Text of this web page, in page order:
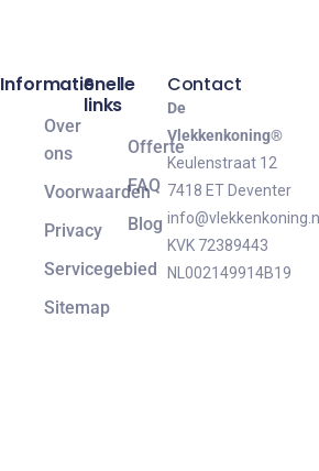
Informatie
Over
ons
Voorwaarden
Privacy
Servicegebied
Sitemap
Snelle
links
Offerte
FAQ
Blog
Contact
De
Vlekkenkoning®
Keulenstraat 12
7418 ET Deventer
KVK 72389443
NL002149914B19